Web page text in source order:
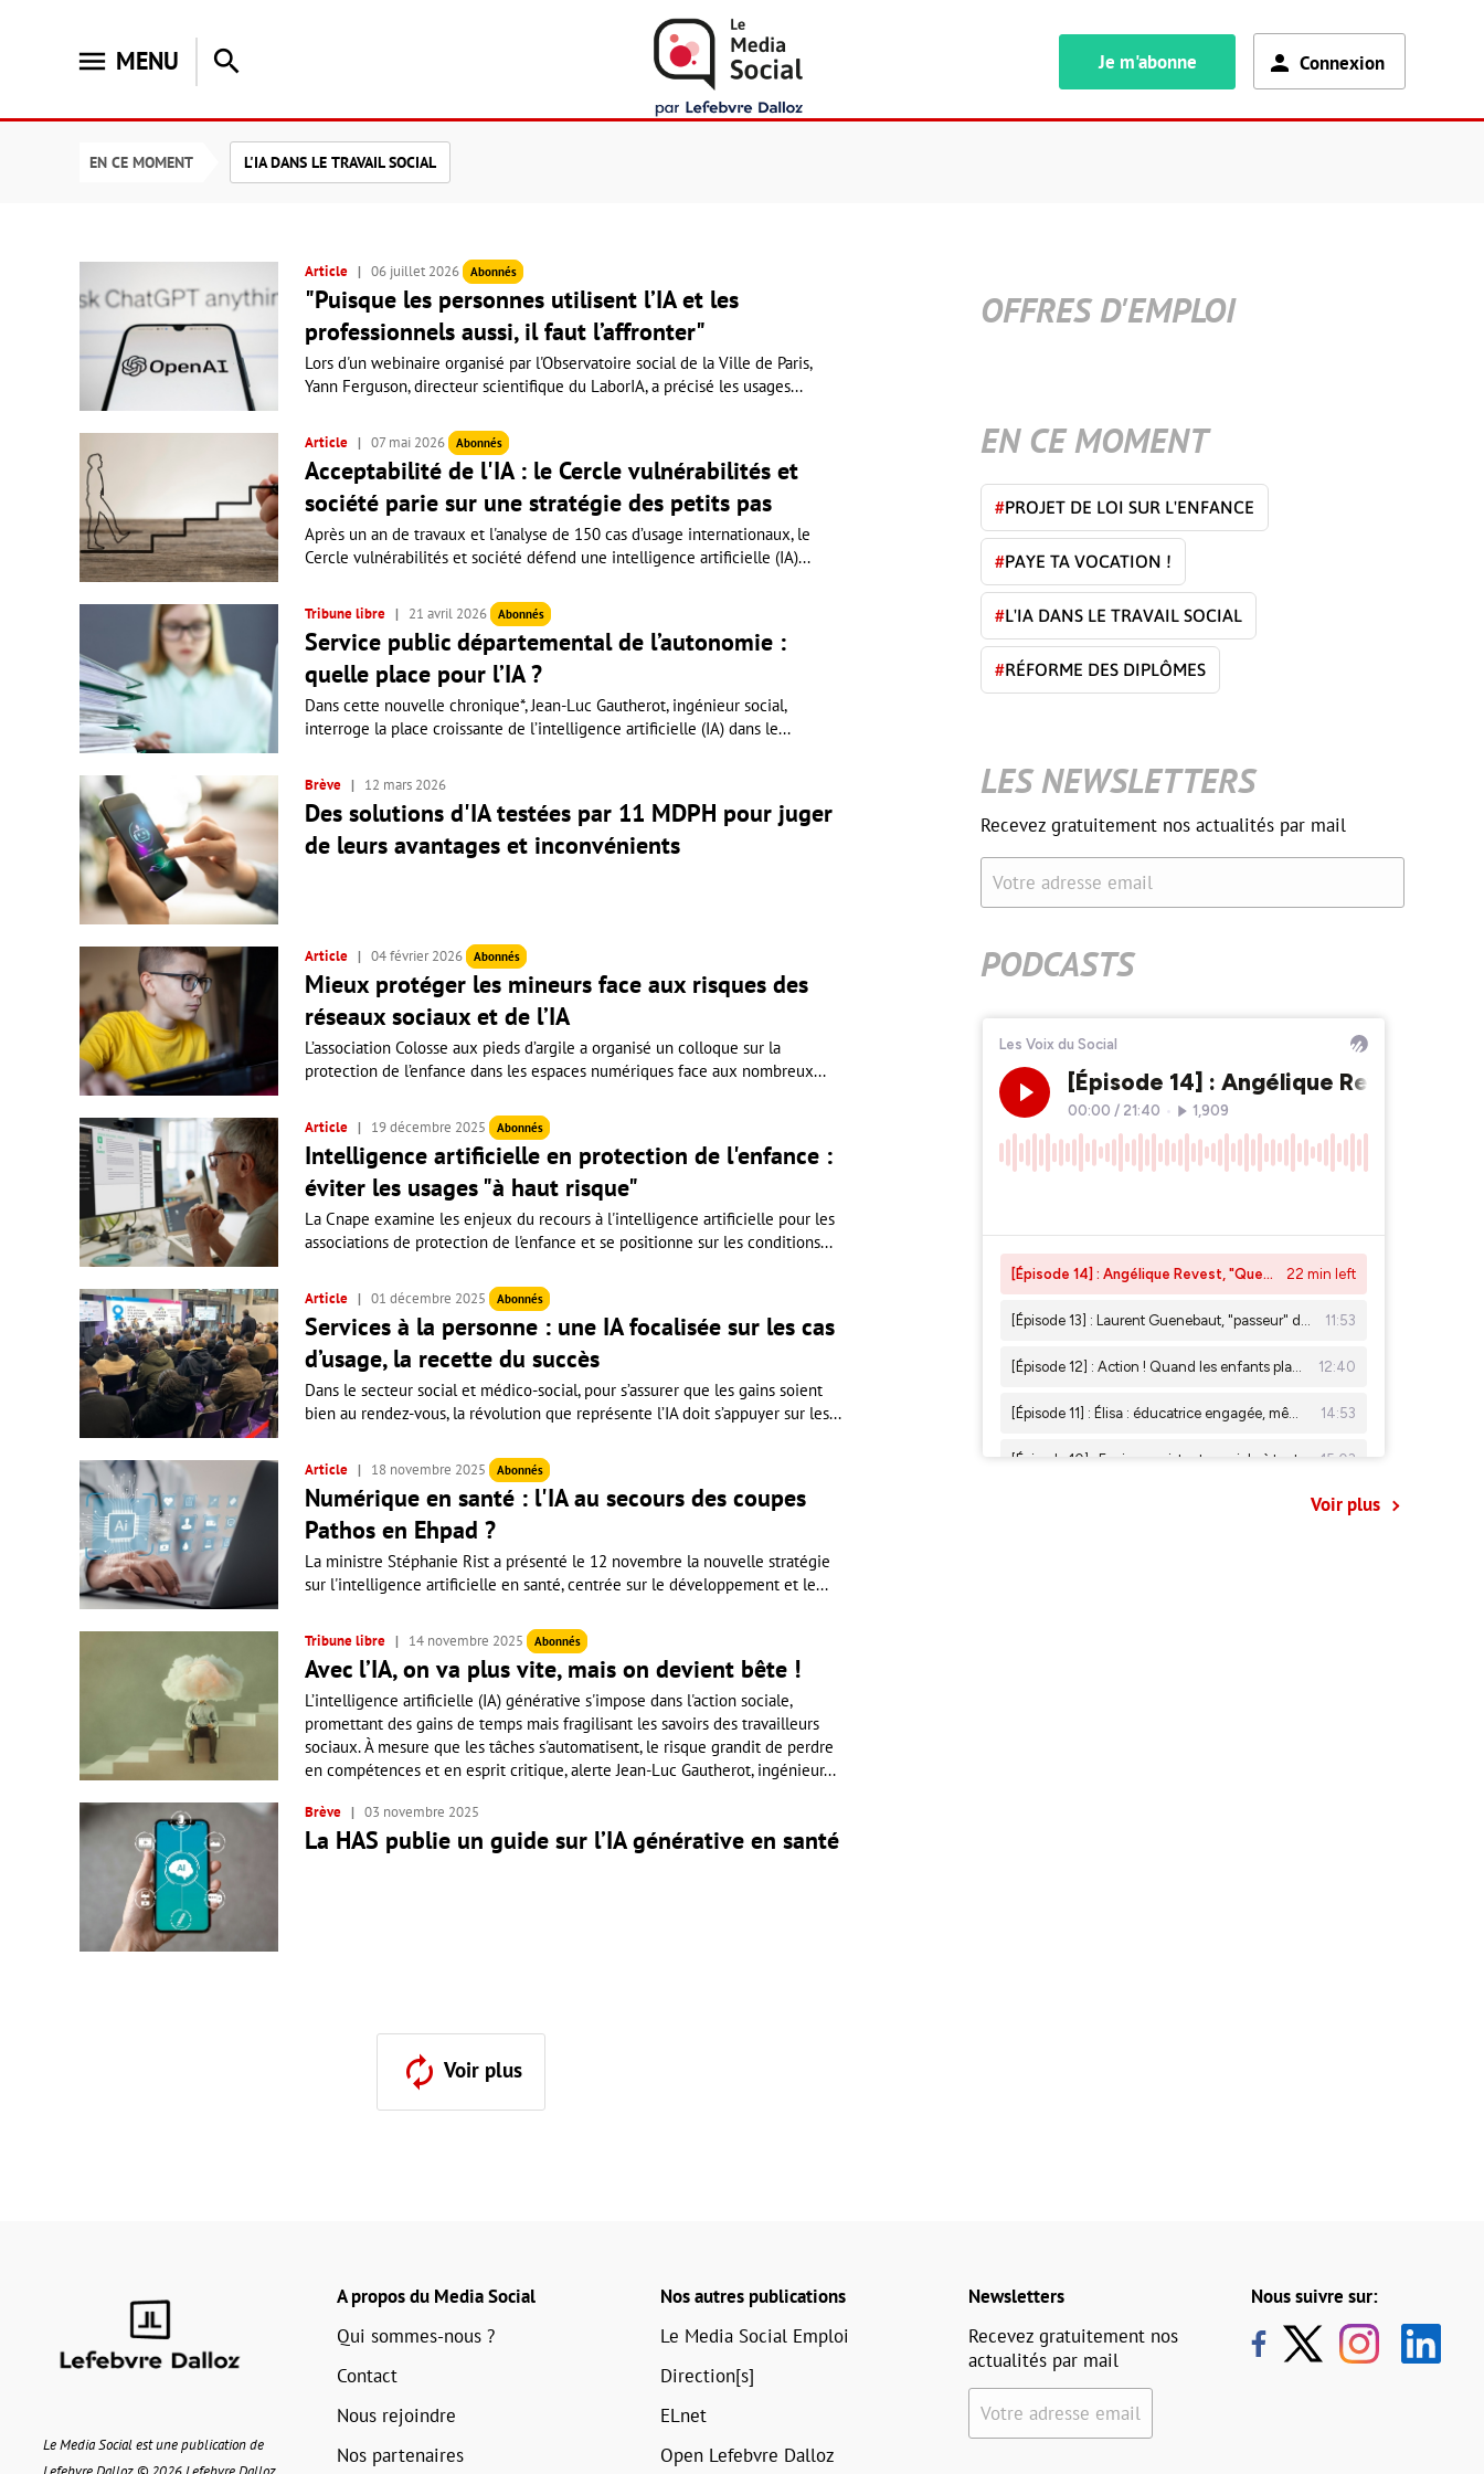
menu MENU search Je m'abonne Connexion
EN CE MOMENT L'IA DANS LE TRAVAIL SOCIAL
Article 06 juillet 2026 Abonnés
"Puisque les personnes utilisent l’IA et les
professionnels aussi, il faut l’affronter"
Lors d'un webinaire organisé par l'Observatoire social de la Ville de Paris,
Yann Ferguson, directeur scientifique du LaborIA, a précisé les usages...
Article 07 mai 2026 Abonnés
Acceptabilité de l'IA : le Cercle vulnérabilités et
société parie sur une stratégie des petits pas
Après un an de travaux et l'analyse de 150 cas d’usage internationaux, le
Cercle vulnérabilités et société défend une intelligence artificielle (IA)...
Tribune libre 21 avril 2026 Abonnés
Service public départemental de l’autonomie :
quelle place pour l’IA ?
Dans cette nouvelle chronique*, Jean-Luc Gautherot, ingénieur social,
interroge la place croissante de l’intelligence artificielle (IA) dans le...
Brève 12 mars 2026
Des solutions d'IA testées par 11 MDPH pour juger
de leurs avantages et inconvénients
Article 04 février 2026 Abonnés
Mieux protéger les mineurs face aux risques des
réseaux sociaux et de l’IA
L’association Colosse aux pieds d’argile a organisé un colloque sur la
protection de l’enfance dans les espaces numériques face aux nombreux...
Article 19 décembre 2025 Abonnés
Intelligence artificielle en protection de l'enfance :
éviter les usages "à haut risque"
La Cnape examine les enjeux du recours à l'intelligence artificielle pour les
associations de protection de l'enfance et se positionne sur les conditions...
Article 01 décembre 2025 Abonnés
Services à la personne : une IA focalisée sur les cas
d’usage, la recette du succès
Dans le secteur social et médico-social, pour s’assurer que les gains soient
bien au rendez-vous, la révolution que représente l’IA doit s’appuyer sur les...
Article 18 novembre 2025 Abonnés
Numérique en santé : l'IA au secours des coupes
Pathos en Ehpad ?
La ministre Stéphanie Rist a présenté le 12 novembre la nouvelle stratégie
sur l'intelligence artificielle en santé, centrée sur le développement et le...
Tribune libre 14 novembre 2025 Abonnés
Avec l’IA, on va plus vite, mais on devient bête !
L’intelligence artificielle (IA) générative s'impose dans l'action sociale,
promettant des gains de temps mais fragilisant les savoirs des travailleurs
sociaux. À mesure que les tâches s'automatisent, le risque grandit de perdre
en compétences et en esprit critique, alerte Jean-Luc Gautherot, ingénieur...
Brève 03 novembre 2025
La HAS publie un guide sur l’IA générative en santé
Voir plus
OFFRES D'EMPLOI
EN CE MOMENT
#PROJET DE LOI SUR L'ENFANCE
#PAYE TA VOCATION !
#L'IA DANS LE TRAVAIL SOCIAL
#RÉFORME DES DIPLÔMES
LES NEWSLETTERS
Recevez gratuitement nos actualités par mail
Votre adresse email
PODCASTS
Voir plus
Le Media Social est une publication de
A propos du Media Social
Qui sommes-nous ?
Contact
Nous rejoindre
Nos partenaires
Nos autres publications
Le Media Social Emploi
Direction[s]
ELnet
Open Lefebvre Dalloz
Newsletters
Recevez gratuitement nos
actualités par mail
Votre adresse email
Nous suivre sur: